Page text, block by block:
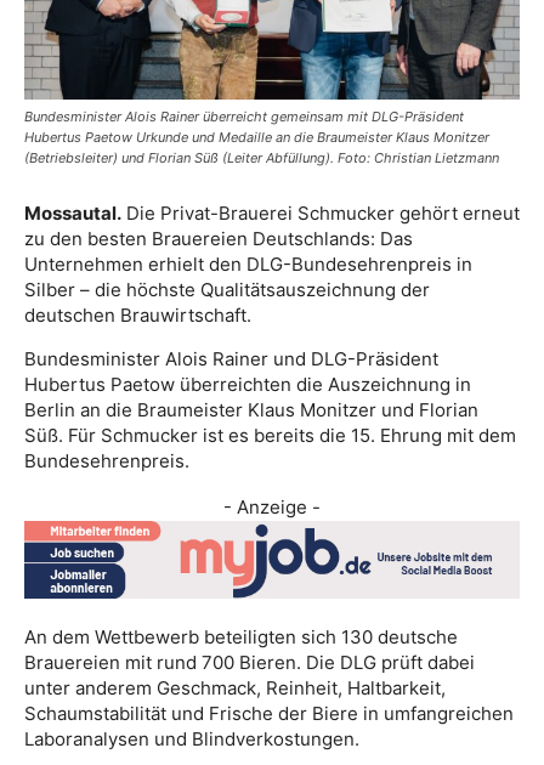
Bundesminister Alois Rainer überreicht gemeinsam mit DLG-Präsident
Hubertus Paetow Urkunde und Medaille an die Braumeister Klaus Monitzer
(Betriebsleiter) und Florian Süß (Leiter Abfüllung). Foto: Christian Lietzmann
Mossautal. Die Privat-Brauerei Schmucker gehört erneut
zu den besten Brauereien Deutschlands: Das
Unternehmen erhielt den DLG-Bundesehrenpreis in
Silber – die höchste Qualitätsauszeichnung der
deutschen Brauwirtschaft.
Bundesminister Alois Rainer und DLG-Präsident
Hubertus Paetow überreichten die Auszeichnung in
Berlin an die Braumeister Klaus Monitzer und Florian
Süß. Für Schmucker ist es bereits die 15. Ehrung mit dem
Bundesehrenpreis.
- Anzeige -
An dem Wettbewerb beteiligten sich 130 deutsche
Brauereien mit rund 700 Bieren. Die DLG prüft dabei
unter anderem Geschmack, Reinheit, Haltbarkeit,
Schaumstabilität und Frische der Biere in umfangreichen
Laboranalysen und Blindverkostungen.